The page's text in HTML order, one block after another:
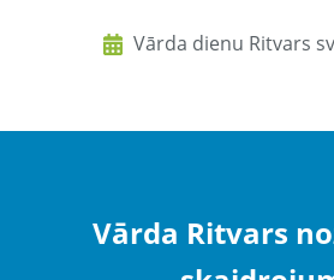
Vārda dienu Ritvars
Vārda Ritvars